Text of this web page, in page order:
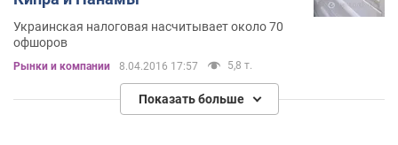
Украинская налоговая насчитывает около 70
офшоров
Рынки и компании 8.04.2016 17:57 5,8 т.
Показать больше